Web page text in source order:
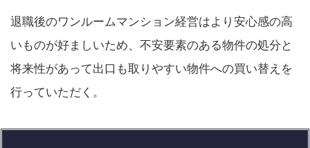
退職後のワンルームマンション経営はより安心感の高
いものが好ましいため、不安要素のある物件の処分と
将来性があって出口も取りやすい物件への買い替えを
行っていただく。